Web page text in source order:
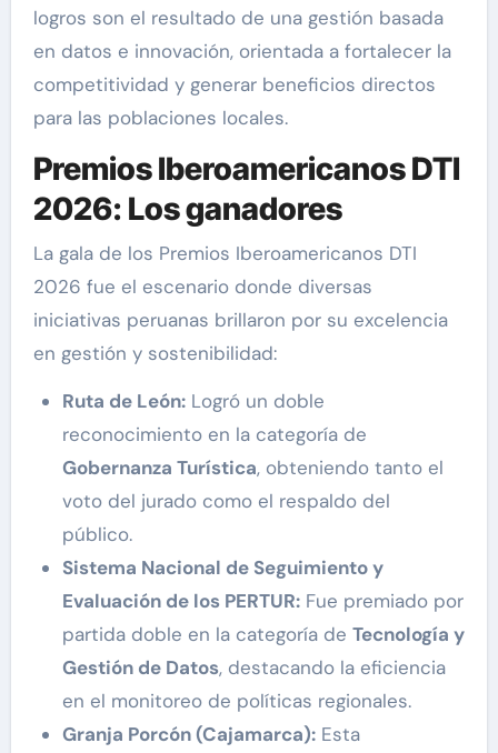
logros son el resultado de una gestión basada
en datos e innovación, orientada a fortalecer la
competitividad y generar beneficios directos
para las poblaciones locales.
Premios Iberoamericanos DTI
2026: Los ganadores
La gala de los Premios Iberoamericanos DTI
2026 fue el escenario donde diversas
iniciativas peruanas brillaron por su excelencia
en gestión y sostenibilidad:
Ruta de León:Logró un doble
reconocimiento en la categoría de
Gobernanza Turística, obteniendo tanto el
voto del jurado como el respaldo del
público.
Sistema Nacional de Seguimiento y
Evaluación de los PERTUR:Fue premiado por
partida doble en la categoría de Tecnología y
Gestión de Datos, destacando la eficiencia
en el monitoreo de políticas regionales.
Granja Porcón (Cajamarca):Esta